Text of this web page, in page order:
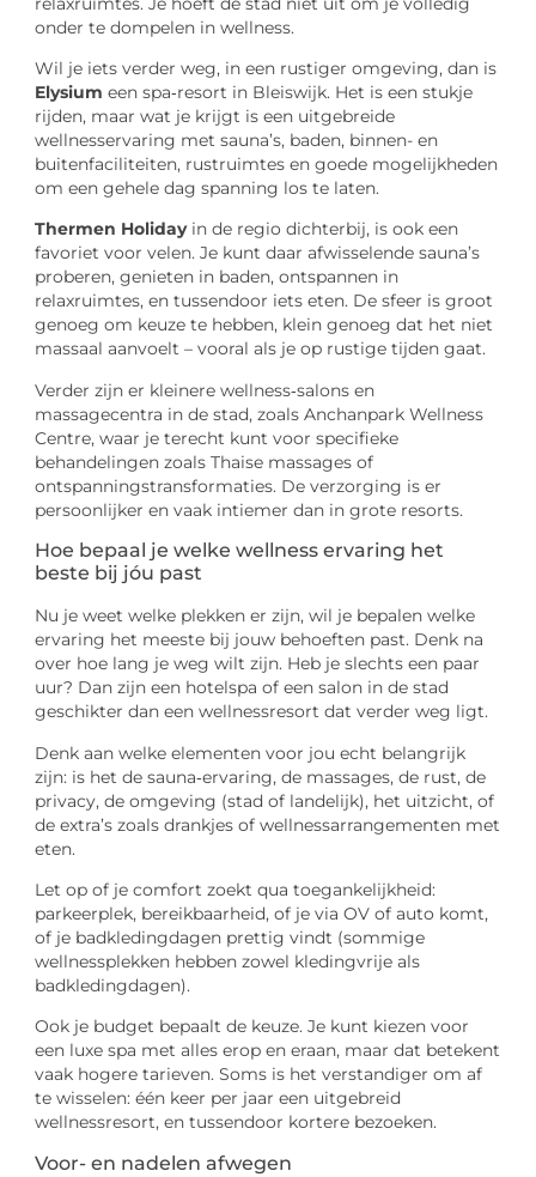
onder te dompelen in wellness.
Wil je iets verder weg, in een rustiger omgeving, dan is
Elysium een spa‑resort in Bleiswijk. Het is een stukje
rijden, maar wat je krijgt is een uitgebreide
wellnesservaring met sauna’s, baden, binnen- en
buitenfaciliteiten, rustruimtes en goede mogelijkheden
om een gehele dag spanning los te laten.
Thermen Holidayin de regio dichterbij, is ook een
favoriet voor velen. Je kunt daar afwisselende sauna’s
proberen, genieten in baden, ontspannen in
relaxruimtes, en tussendoor iets eten. De sfeer is groot
genoeg om keuze te hebben, klein genoeg dat het niet
massaal aanvoelt – vooral als je op rustige tijden gaat.
Verder zijn er kleinere wellness‑salons en
massagecentra in de stad, zoals Anchanpark Wellness
Centre, waar je terecht kunt voor specifieke
behandelingen zoals Thaise massages of
ontspanningstransformaties. De verzorging is er
persoonlijker en vaak intiemer dan in grote resorts.
Hoe bepaal je welke wellness ervaring het
beste bij jóu past
Nu je weet welke plekken er zijn, wil je bepalen welke
ervaring het meeste bij jouw behoeften past. Denk na
over hoe lang je weg wilt zijn. Heb je slechts een paar
uur? Dan zijn een hotelspa of een salon in de stad
geschikter dan een wellnessresort dat verder weg ligt.
Denk aan welke elementen voor jou echt belangrijk
zijn: is het de sauna‑ervaring, de massages, de rust, de
privacy, de omgeving (stad of landelijk), het uitzicht, of
de extra’s zoals drankjes of wellnessarrangementen met
eten.
Let op of je comfort zoekt qua toegankelijkheid:
parkeerplek, bereikbaarheid, of je via OV of auto komt,
of je badkledingdagen prettig vindt (sommige
wellnessplekken hebben zowel kledingvrije als
badkledingdagen).
Ook je budget bepaalt de keuze. Je kunt kiezen voor
een luxe spa met alles erop en eraan, maar dat betekent
vaak hogere tarieven. Soms is het verstandiger om af
te wisselen: één keer per jaar een uitgebreid
wellnessresort, en tussendoor kortere bezoeken.
Voor- en nadelen afwegen